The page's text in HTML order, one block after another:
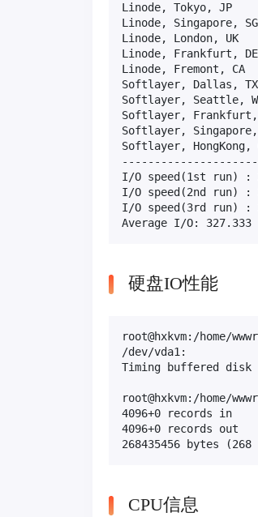
Linode, Tokyo, JP
Linode,
Linode, London,
Linode, Frankfurt,
Linode, Fremont,
Softlayer, Dallas,
Softlayer, Seattle,
Softlayer,
Softlayer,
Softlayer,
I/O speed(1st run) :
I/O speed(2nd run) :
I/O speed(3rd run) :
Average I/O: 327.333
硬盘IO性能
root@hxkvm:/home/
/dev/vda1:
Timing buffered disk
root@hxkvm:/home/
4096+0 records in
4096+0 records out
268435456 bytes
CPU信息